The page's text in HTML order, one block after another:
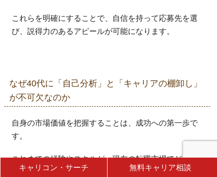
キャリコン・サーチ 無料キャリア相談
これらを明確にすることで、自信を持って応募先を選
び、説得力のあるアピールが可能になります。
なぜ40代に「自己分析」と「キャリアの棚卸し」
が不可欠なのか
自身の市場価値を把握することは、成功への第一歩で
す。
これまでの経験やスキルが、現在の転職市場でどの程
度の需要や価値があるのかを客観的に見つめ直すこと